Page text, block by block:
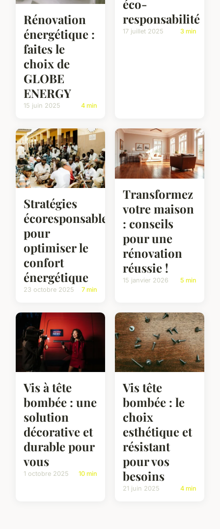
Rénovation
énergétique :
faites le
choix de
GLOBE
ENERGY
15 juin 2025 4 min
éco-
responsabilité
17 juillet 2025 3 min
Stratégies
écoresponsables
pour
optimiser le
confort
énergétique
23 octobre 2025 7 min
Transformez
votre maison
: conseils
pour une
rénovation
réussie !
15 janvier 2026 5 min
Vis à tête
bombée : une
solution
décorative et
durable pour
vous
1 octobre 2025 10 min
Vis tête
bombée : le
choix
esthétique et
résistant
pour vos
besoins
21 juin 2025 4 min